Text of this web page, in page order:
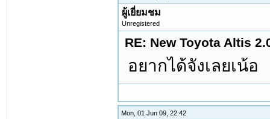
ผู้เยี่ยมชม
Unregistered
RE: New Toyota Altis
อยากได้จังเลยเน้อ
Mon, 01 Jun 09, 22:42